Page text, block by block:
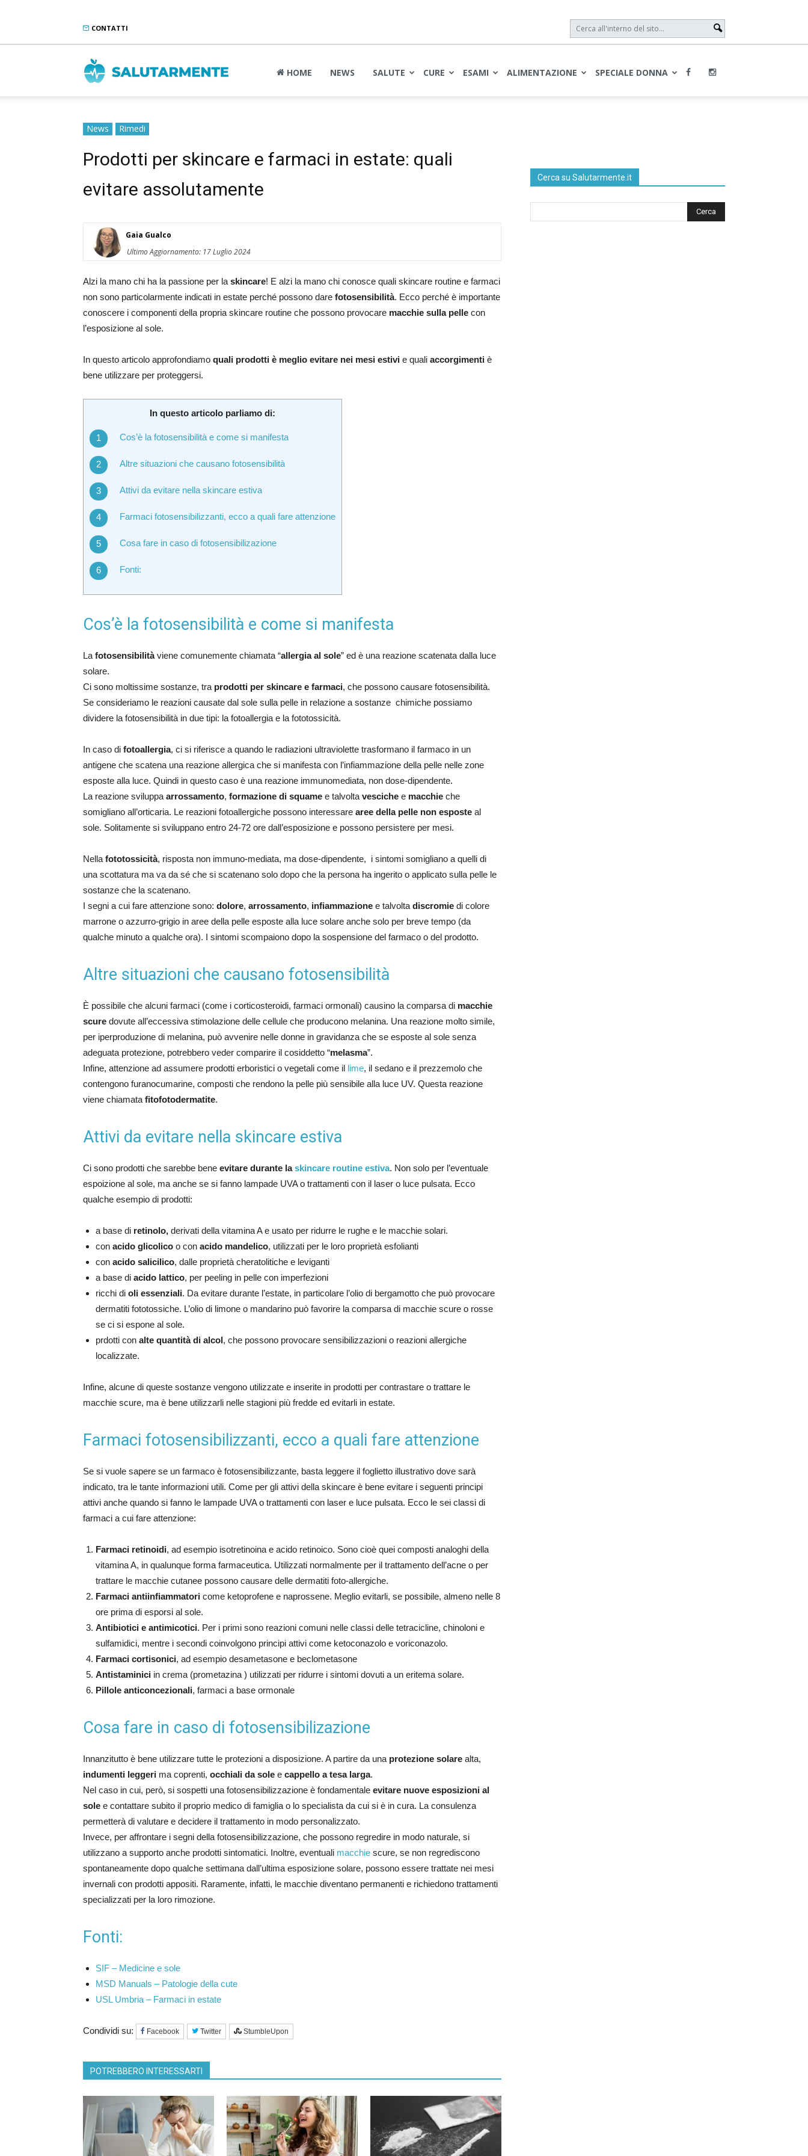
CONTATTI
Salutarmente HOME NEWS SALUTE CURE ESAMI ALIMENTAZIONE SPECIALE DONNA
News Rimedi
Prodotti per skincare e farmaci in estate: quali
evitare assolutamente
Gaia Gualco
Ultimo Aggiornamento: 17 Luglio 2024
Alzi la mano chi ha la passione per la skincare! E alzi la mano chi conosce quali skincare routine e farmaci
non sono particolarmente indicati in estate perché possono dare fotosensibilità. Ecco perché è importante
conoscere i componenti della propria skincare routine che possono provocare macchie sulla pelle con
l’esposizione al sole.
In questo articolo approfondiamo quali prodotti è meglio evitare nei mesi estivi e quali accorgimenti è
bene utilizzare per proteggersi.
In questo articolo parliamo di:
Cos’è la fotosensibilità e come si manifesta
Altre situazioni che causano fotosensibilità
Attivi da evitare nella skincare estiva
Farmaci fotosensibilizzanti, ecco a quali fare attenzione
Cosa fare in caso di fotosensibilizazione
Fonti:
Cos’è la fotosensibilità e come si manifesta
La fotosensibilitàviene comunemente chiamata “allergia al sole” ed è una reazione scatenata dalla luce
solare.
Ci sono moltissime sostanze, tra prodotti per skincare e farmaci, che possono causare fotosensibilità.
Se consideriamo le reazioni causate dal sole sulla pelle in relazione a sostanze chimiche possiamo
dividere la fotosensibilità in due tipi: la fotoallergia e la fototossicità.
In caso di fotoallergia, ci si riferisce a quando le radiazioni ultraviolette trasformano il farmaco in un
antigene che scatena una reazione allergica che si manifesta con l’infiammazione della pelle nelle zone
esposte alla luce. Quindi in questo caso è una reazione immunomediata, non dose-dipendente.
La reazione sviluppa arrossamento, formazione di squame e talvolta vesciche e macchie che
somigliano all’orticaria. Le reazioni fotoallergiche possono interessare aree della pelle non esposte al
sole. Solitamente si sviluppano entro 24-72 ore dall’esposizione e possono persistere per mesi.
Nella fototossicità, risposta non immuno-mediata, ma dose-dipendente, i sintomi somigliano a quelli di
una scottatura ma va da sé che si scatenano solo dopo che la persona ha ingerito o applicato sulla pelle le
sostanze che la scatenano.
I segni a cui fare attenzione sono: dolore, arrossamento, infiammazione e talvolta discromie di colore
marrone o azzurro-grigio in aree della pelle esposte alla luce solare anche solo per breve tempo (da
qualche minuto a qualche ora). I sintomi scompaiono dopo la sospensione del farmaco o del prodotto.
Altre situazioni che causano fotosensibilità
È possibile che alcuni farmaci (come i corticosteroidi, farmaci ormonali) causino la comparsa di macchie
scure dovute all’eccessiva stimolazione delle cellule che producono melanina. Una reazione molto simile,
per iperproduzione di melanina, può avvenire nelle donne in gravidanza che se esposte al sole senza
adeguata protezione, potrebbero veder comparire il cosiddetto “melasma”.
Infine, attenzione ad assumere prodotti erboristici o vegetali come il lime, il sedano e il prezzemolo che
contengono furanocumarine, composti che rendono la pelle più sensibile alla luce UV. Questa reazione
viene chiamata fitofotodermatite.
Attivi da evitare nella skincare estiva
Ci sono prodotti che sarebbe bene evitare durante laskincare routine estiva. Non solo per l’eventuale
espoizione al sole, ma anche se si fanno lampade UVA o trattamenti con il laser o luce pulsata. Ecco
qualche esempio di prodotti:
a base di retinolo, derivati della vitamina A e usato per ridurre le rughe e le macchie solari.
con acido glicolico o con acido mandelico, utilizzati per le loro proprietà esfolianti
con acido salicilico, dalle proprietà cheratolitiche e leviganti
a base di acido lattico, per peeling in pelle con imperfezioni
ricchi di oli essenziali. Da evitare durante l’estate, in particolare l’olio di bergamotto che può provocare
dermatiti fototossiche. L’olio di limone o mandarino può favorire la comparsa di macchie scure o rosse
se ci si espone al sole.
prdotti con alte quantità di alcol, che possono provocare sensibilizzazioni o reazioni allergiche
localizzate.
Infine, alcune di queste sostanze vengono utilizzate e inserite in prodotti per contrastare o trattare le
macchie scure, ma è bene utilizzarli nelle stagioni più fredde ed evitarli in estate.
Farmaci fotosensibilizzanti, ecco a quali fare attenzione
Se si vuole sapere se un farmaco è fotosensibilizzante, basta leggere il foglietto illustrativo dove sarà
indicato, tra le tante informazioni utili. Come per gli attivi della skincare è bene evitare i seguenti principi
attivi anche quando si fanno le lampade UVA o trattamenti con laser e luce pulsata. Ecco le sei classi di
farmaci a cui fare attenzione:
Farmaci retinoidi, ad esempio isotretinoina e acido retinoico. Sono cioè quei composti analoghi della
vitamina A, in qualunque forma farmaceutica. Utilizzati normalmente per il trattamento dell’acne o per
trattare le macchie cutanee possono causare delle dermatiti foto-allergiche.
Farmaci antiinfiammatori come ketoprofene e naprossene. Meglio evitarli, se possibile, almeno nelle 8
ore prima di esporsi al sole.
Antibiotici e antimicotici. Per i primi sono reazioni comuni nelle classi delle tetracicline, chinoloni e
sulfamidici, mentre i secondi coinvolgono principi attivi come ketoconazolo e voriconazolo.
Farmaci cortisonici, ad esempio desametasone e beclometasone
Antistaminici in crema (prometazina ) utilizzati per ridurre i sintomi dovuti a un eritema solare.
Pillole anticoncezionali, farmaci a base ormonale
Cosa fare in caso di fotosensibilizazione
Innanzitutto è bene utilizzare tutte le protezioni a disposizione. A partire da una protezione solare alta,
indumenti leggeri ma coprenti, occhiali da sole e cappello a tesa larga.
Nel caso in cui, però, si sospetti una fotosensibilizzazione è fondamentale evitare nuove esposizioni al
sole e contattare subito il proprio medico di famiglia o lo specialista da cui si è in cura. La consulenza
permetterà di valutare e decidere il trattamento in modo personalizzato.
Invece, per affrontare i segni della fotosensibilizzazione, che possono regredire in modo naturale, si
utilizzano a supporto anche prodotti sintomatici. Inoltre, eventuali macchie scure, se non regrediscono
spontaneamente dopo qualche settimana dall’ultima esposizione solare, possono essere trattate nei mesi
invernali con prodotti appositi. Raramente, infatti, le macchie diventano permanenti e richiedono trattamenti
specializzati per la loro rimozione.
Fonti:
SIF – Medicine e sole
MSD Manuals – Patologie della cute
USL Umbria – Farmaci in estate
Condividi su: Facebook Twitter StumbleUpon
POTREBBERO INTERESSARTI
Cerca su Salutarmente.it